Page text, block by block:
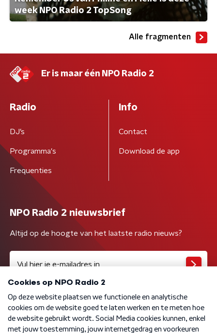
week NPO Radio 2 TopSong
Alle fragmenten
Er is maar één NPO Radio 2
Radio
DJ’s
Programma's
Frequenties
Info
Contact
Download de app
NPO Radio 2 nieuwsbrief
Altijd op de hoogte van het laatste radio nieuws?
Algemene voorwaarden